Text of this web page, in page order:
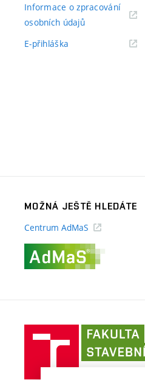
Informace o zpracování
osobních údajů(externí
E-přihláška
MOŽNÁ JEŠTĚ HLEDÁTE
Centrum AdMaS